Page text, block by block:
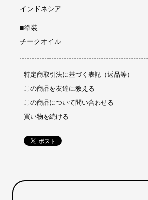
インドネシア
■塗装
チークオイル
特定商取引法に基づく表記（返品等）
この商品を友達に教える
この商品について問い合わせる
買い物を続ける